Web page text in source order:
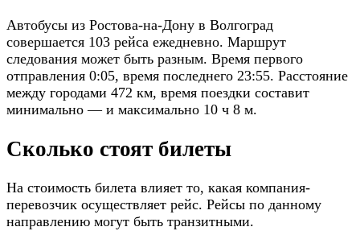
Автобусы из Ростова-на-Дону в Волгоград
совершается 103 рейса ежедневно. Маршрут
следования может быть разным. Время первого
отправления 0:05, время последнего 23:55. Расстояние
между городами 472 км, время поездки составит
минимально — и максимально 10 ч 8 м.
Сколько стоят билеты
На стоимость билета влияет то, какая компания-
перевозчик осуществляет рейс. Рейсы по данному
направлению могут быть транзитными.